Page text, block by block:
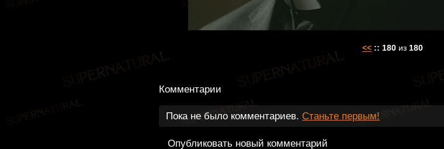
<< :: 180 из 180
Комментарии
Пока не было комментариев. Станьте первым!
Опубликовать новый комментарий